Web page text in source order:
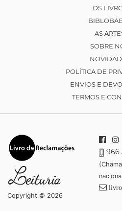
OS
AS
SOBRE
POLÍTICA DE
ENVIOS E
TERMOS E
Copyright © 2026
966